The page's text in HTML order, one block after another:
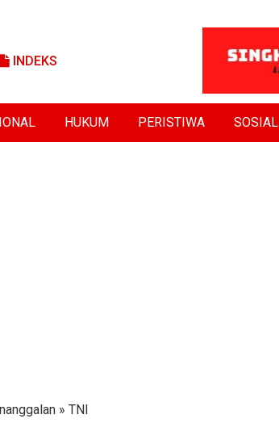
INDEKS
HUKUM PERISTIWA SOSIAL
» TNI